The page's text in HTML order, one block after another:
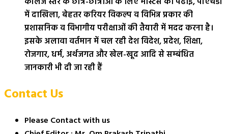
में दाखिला, बेहतर करियर विकल्प व विभिन्न प्रकार की
प्रशासनिक व विभागीय परीक्षाओं की तैयारी में मदद करना है।
इसके अलावा वर्तमान में चल रही देश विदेश, प्रदेश, शिक्षा,
रोजगार, धर्म, अर्थजगत और खेल-खूद आदि से सम्बंधित
जानकारी भी दी जा रही हैं
Contact Us
Please Contact with us